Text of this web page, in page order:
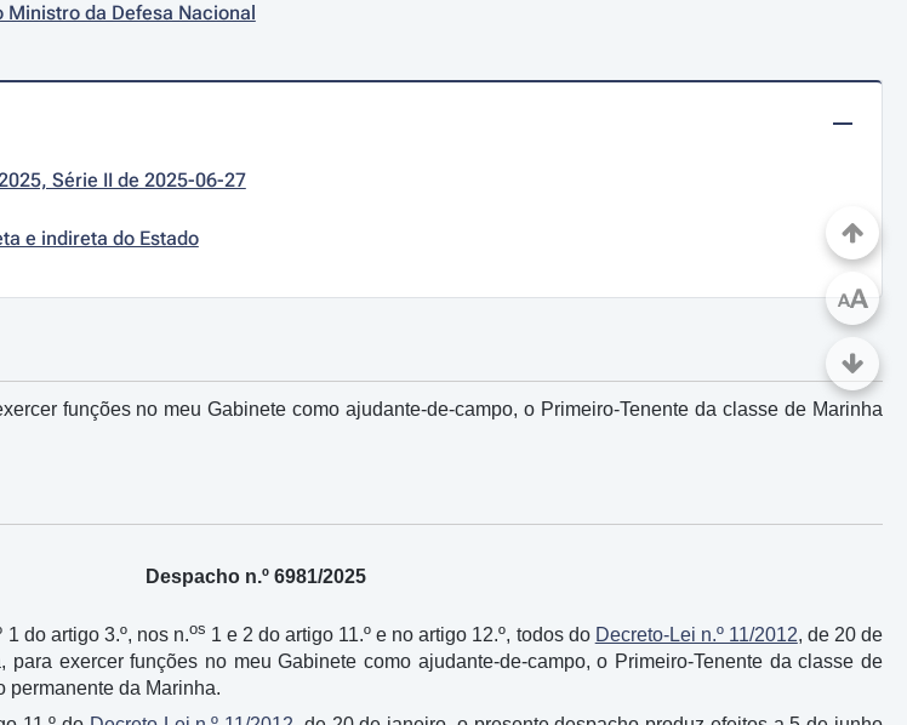
Ministro da Defesa Nacional
Série II de 2025-06-27
e indireta do Estado
funções no meu Gabinete como ajudante-de-campo, o Primeiro-Tenente da classe de Marinha
Despacho n.º 6981/2025
do artigo 3.º, nos n.os 1 e 2 do artigo 11.º e no artigo 12.º, todos do Decreto-Lei n.º 11/2012, de 20 de
exercer funções no meu Gabinete como ajudante-de-campo, o Primeiro-Tenente da classe de
permanente da Marinha.
AA